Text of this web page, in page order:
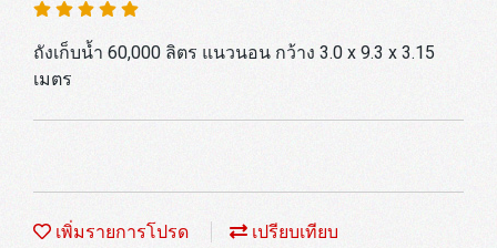
ถังเก็บน้ำ 60,000 ลิตร แนวนอน กว้าง 3.0 x 9.3 x 3.15
เมตร
เพิ่มรายการโปรด เปรียบเทียบ